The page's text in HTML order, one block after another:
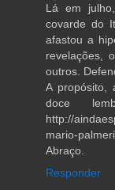
Lá em
covarde do
afastou a
revelações,
outros.
A propósito,
doce
http://
mario-
Abraço.
Responder